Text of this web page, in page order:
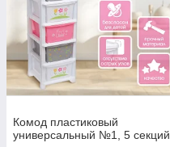
Комод пластиковый
универсальный №1, 5 секций